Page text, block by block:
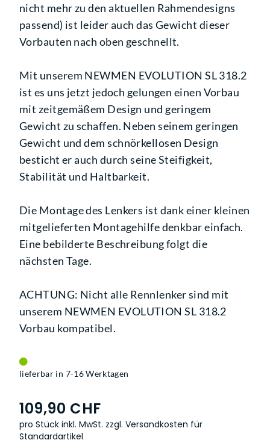
nicht mehr zu den aktuellen Rahmendesigns
passend) ist leider auch das Gewicht dieser
Vorbauten nach oben geschnellt.
Mit unserem NEWMEN EVOLUTION SL 318.2
ist es uns jetzt jedoch gelungen einen Vorbau
mit zeitgemäßem Design und geringem
Gewicht zu schaffen. Neben seinem geringen
Gewicht und dem schnörkellosen Design
besticht er auch durch seine Steifigkeit,
Stabilität und Haltbarkeit.
Die Montage des Lenkers ist dank einer kleinen
mitgelieferten Montagehilfe denkbar einfach.
Eine bebilderte Beschreibung folgt die
nächsten Tage.
ACHTUNG: Nicht alle Rennlenker sind mit
unserem NEWMEN EVOLUTION SL 318.2
Vorbau kompatibel.
lieferbar in 7-16 Werktagen
109,90 CHF
pro Stück inkl. MwSt. zzgl. Versandkosten für
Standardartikel